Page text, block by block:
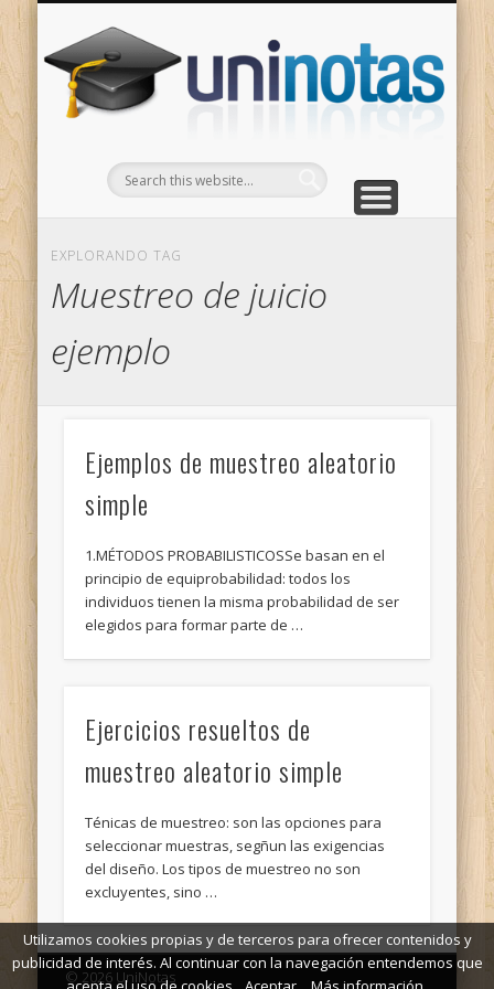
EXPLORANDO TAG
Muestreo de juicio
ejemplo
Ejemplos de muestreo aleatorio
simple
1.MÉTODOS PROBABILISTICOSSe basan en el
principio de equiprobabilidad: todos los
individuos tienen la misma probabilidad de ser
elegidos para formar parte de …
Ejercicios resueltos de
muestreo aleatorio simple
Ténicas de muestreo: son las opciones para
seleccionar muestras, segñun las exigencias
del diseño. Los tipos de muestreo no son
excluyentes, sino …
© 2026 UniNotas
Utilizamos cookies propias y de terceros para ofrecer contenidos y
publicidad de interés. Al continuar con la navegación entendemos que